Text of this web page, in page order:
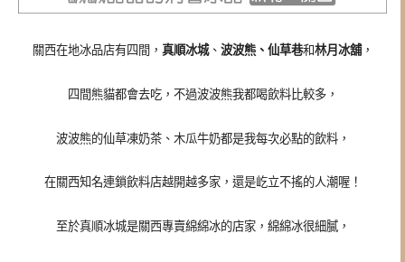
關西在地冰品店有四間， 真順冰城、 波波熊、仙草巷和林月冰舖，
四間熊貓都會去吃，不過波波熊我都喝飲料比較多，
波波熊的仙草凍奶茶、木瓜牛奶都是我每次必點的飲料，
在關西知名連鎖飲料店越開越多家，還是屹立不搖的人潮喔！
至於真順冰城是關西專賣綿綿冰的店家，綿綿冰很細膩，